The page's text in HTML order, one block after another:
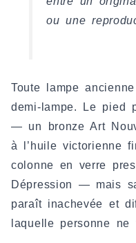
ou une
Toute lampe
demi-lampe. Le pied
— un bronze Art
à l’huile victorienne
colonne en verre
Dépression — mais
paraît inachevée et
laquelle personne ne